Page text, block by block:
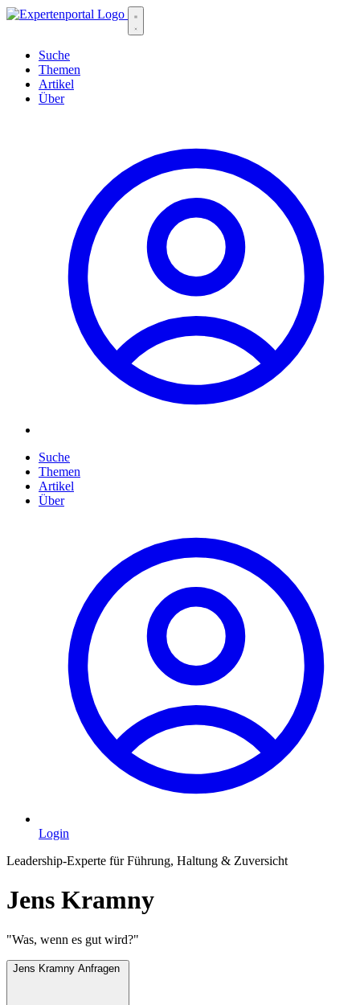
Suche
Themen
Artikel
Über
Suche
Themen
Artikel
Über
Login
Leadership-Experte für Führung, Haltung & Zuversicht
Jens Kramny
"Was, wenn es gut wird?"
Jens Kramny Anfragen